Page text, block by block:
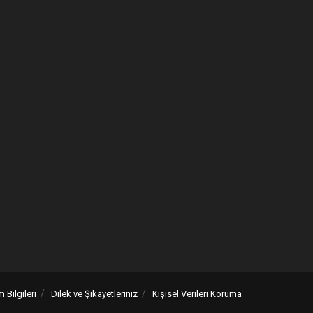
Bilgileri Dilek ve Şikayetleriniz Kişisel Verileri Koruma